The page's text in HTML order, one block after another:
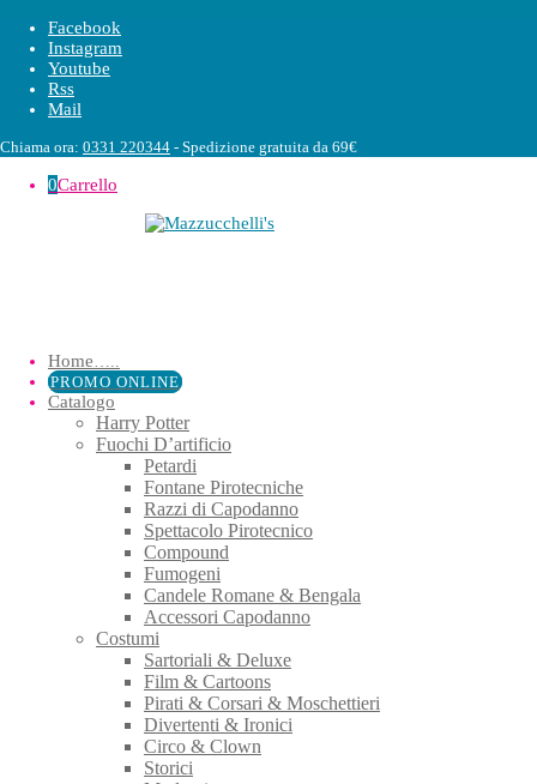
Facebook
Instagram
Youtube
Rss
Mail
Chiama ora: 0331 220344 - Spedizione gratuita da 69€
0Carrello
Home…..
PROMO ONLINE
Catalogo
Harry Potter
Fuochi D’artificio
Petardi
Fontane Pirotecniche
Razzi di Capodanno
Spettacolo Pirotecnico
Compound
Fumogeni
Candele Romane & Bengala
Accessori Capodanno
Costumi
Sartoriali & Deluxe
Film & Cartoons
Pirati & Corsari & Moschettieri
Divertenti & Ironici
Circo & Clown
Storici